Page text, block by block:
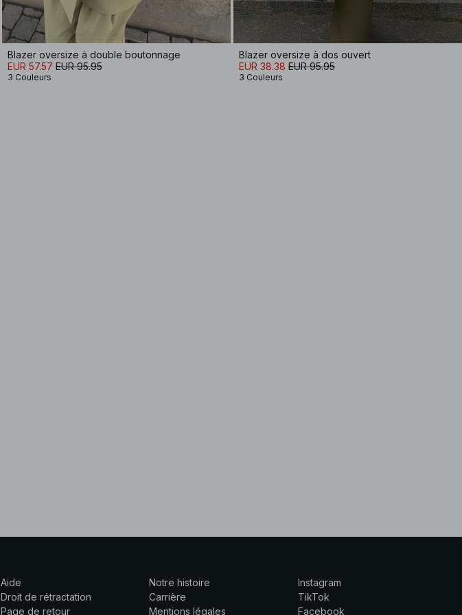
Blazer oversize à double boutonnage
EUR 57.57 EUR 95.95
3 Couleurs
Blazer oversize à dos ouvert
EUR 38.38 EUR 95.95
3 Couleurs
Aide
Droit de rétractation
Page de retour
Notre histoire
Carrière
Mentions légales
Instagram
TikTok
Facebook